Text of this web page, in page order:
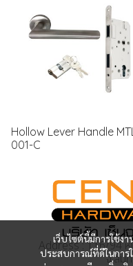
Hollow Lever Handle
001-C
เว็บไซต์นี้มีการใช้ง
ประสบการณ์ที่ดีในการ
Address : 116/94 ห
จ.สมุ